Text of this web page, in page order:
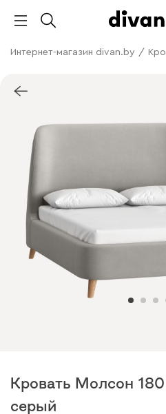
Интернет-магазин divan.by /
Кровать Молсон
серый